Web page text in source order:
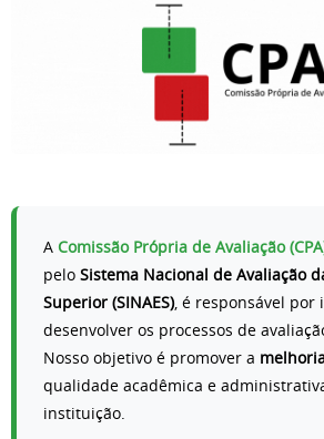
A Comissão Própria de Avaliação
pelo Sistema Nacional de Avaliação
Superior (SINAES), é responsável por
desenvolver os processos de
Nosso objetivo é promover a
qualidade acadêmica e
instituição.